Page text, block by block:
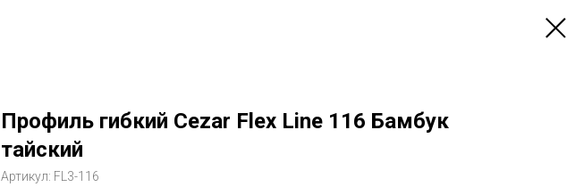
Профиль гибкий Cezar Flex Line 116 Бамбук
тайский
Артикул: FL3-116